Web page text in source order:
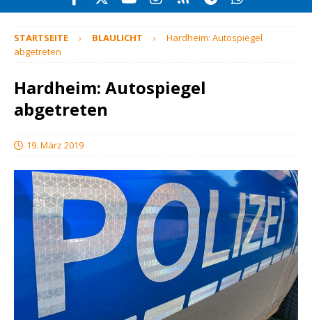
STARTSEITE BLAULICHT
Hardheim: Autospiegel
abgetreten
Hardheim: Autospiegel
abgetreten
19. März 2019